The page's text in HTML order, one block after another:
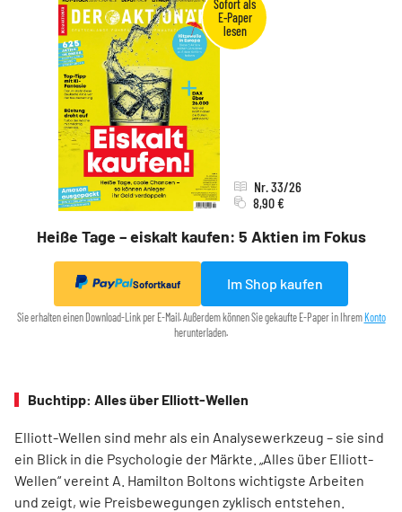
Heiße Tage – eiskalt kaufen: 5 Aktien im Fokus
Nr. 33/26
8,90 €
Sofortkauf Im Shop kaufen
Sie erhalten einen Download-Link per E-Mail. Außerdem können Sie gekaufte E-Paper in Ihrem Konto
herunterladen.
Buchtipp: Alles über Elliott-Wellen
Elliott-Wellen sind mehr als ein Analysewerkzeug – sie sind
ein Blick in die Psychologie der Märkte. „Alles über Elliott-
Wellen“ vereint A. Hamilton Boltons wichtigste Arbeiten
und zeigt, wie Preisbewegungen zyklisch entstehen.